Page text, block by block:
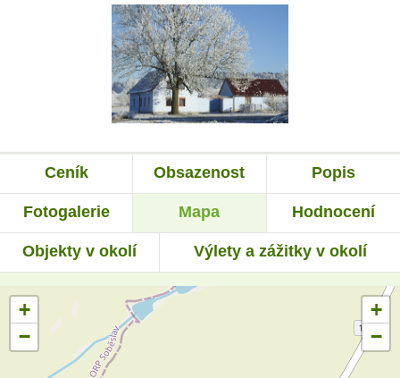
Ceník Obsazenost Popis
Fotogalerie Mapa Hodnocení
Objekty v okolí Výlety a zážitky v okolí
+
−
+
−